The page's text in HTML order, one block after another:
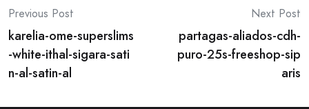
Post
navigation
Previous Post
karelia-ome-superslims
-white-ithal-sigara-sati
n-al-satin-al
Next Post
partagas-aliados-cdh-
puro-25s-freeshop-sip
aris